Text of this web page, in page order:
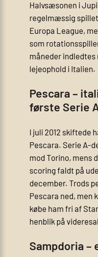
Halvsæsonen i
regelmæssig
Europa League,
som
måneder
lejeophold i Italien.
Pescara –
første Serie
I juli 2012 skiftede
Pescara. Serie A-
mod Torino, mens
scoring faldt på
december. Trods
Pescara ned, men
købe ham fri af
henblik på
Sampdoria –